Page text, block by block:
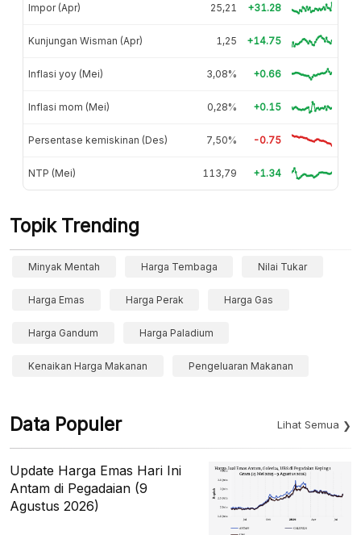
Impor (Apr) 25,21 +31.28
Kunjungan Wisman (Apr) 1,25 +14.75
Inflasi yoy (Mei) 3,08% +0.66
Inflasi mom (Mei) 0,28% +0.15
Persentase kemiskinan (Des) 7,50% -0.75
NTP (Mei) 113,79 +1.34
Topik Trending
Minyak Mentah Harga Tembaga Nilai Tukar
Harga Emas Harga Perak Harga Gas
Harga Gandum Harga Paladium
Kenaikan Harga Makanan Pengeluaran Makanan
Data Populer Lihat Semua
Update Harga Emas Hari Ini
Antam di Pegadaian (9
Agustus 2026)